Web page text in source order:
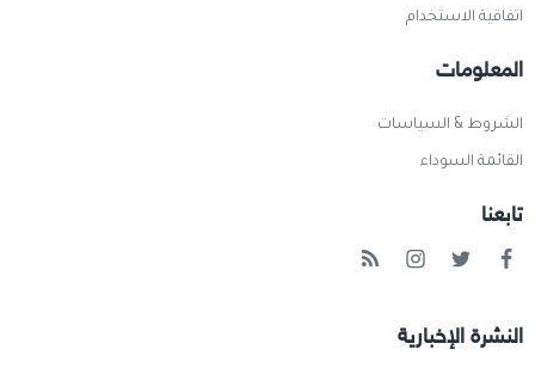
اتفاقية الاستخدام
المعلومات
الشروط & السياسات
القائمة السوداء
تابعنا
النشرة الإخبارية